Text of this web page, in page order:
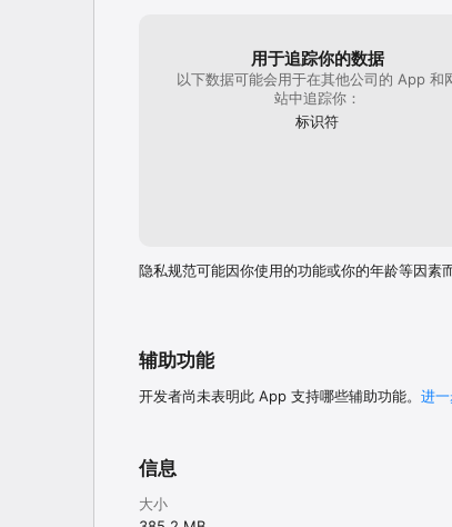
用于追踪你的数据
以下数据可能会用于在其他公司的 App 和
站中追踪你：
标识符
隐私规范可能因你使用的功能或你的年龄等因素而
辅助功能
开发者尚未表明此 App 支持哪些辅助功能。 进
信息
大小